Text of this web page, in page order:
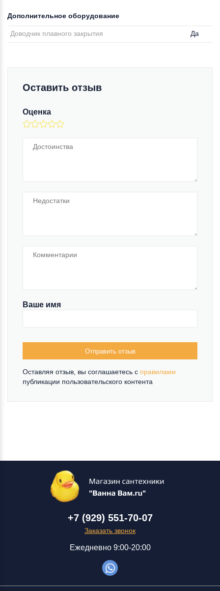
Дополнительное оборудование
Доводчик плавного закрытия Да
Оставить отзыв
Оценка
Ваше имя
Отправить отзыв
Оставляя отзыв, вы соглашаетесь c правилами
публикации пользовательского контента
+7 (929) 551-70-07
Заказать звонок
Ежедневно 9:00-20:00